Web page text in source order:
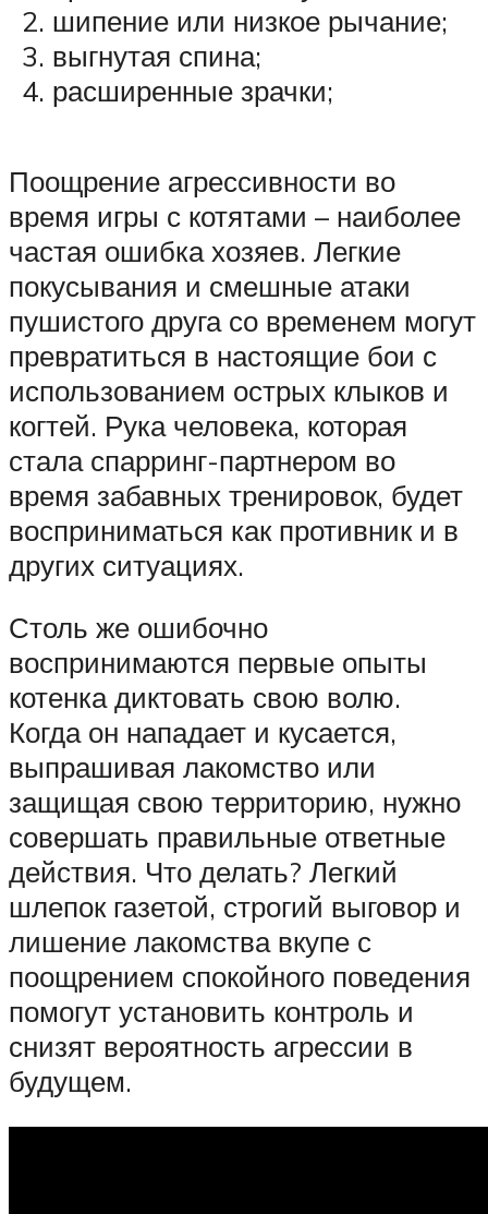
шипение или низкое рычание;
выгнутая спина;
расширенные зрачки;
Поощрение агрессивности во
время игры с котятами – наиболее
частая ошибка хозяев. Легкие
покусывания и смешные атаки
пушистого друга со временем могут
превратиться в настоящие бои с
использованием острых клыков и
когтей. Рука человека, которая
стала спарринг-партнером во
время забавных тренировок, будет
восприниматься как противник и в
других ситуациях.
Столь же ошибочно
воспринимаются первые опыты
котенка диктовать свою волю.
Когда он нападает и кусается,
выпрашивая лакомство или
защищая свою территорию, нужно
совершать правильные ответные
действия. Что делать? Легкий
шлепок газетой, строгий выговор и
лишение лакомства вкупе с
поощрением спокойного поведения
помогут установить контроль и
снизят вероятность агрессии в
будущем.